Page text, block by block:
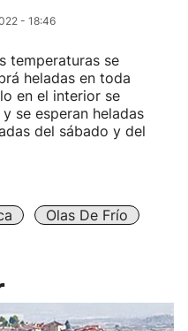
- 18:46
temperaturas se
heladas en toda
en el interior se
se esperan heladas
del sábado y del
Olas De Frío